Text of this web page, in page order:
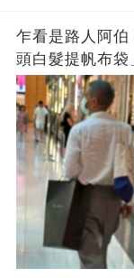
乍看是路人阿
頭白髮提帆布袋